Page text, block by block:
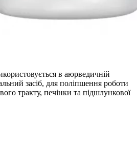
в аюрведичній
засіб, для поліпшення роботи
тракту, печінки та підшлункової